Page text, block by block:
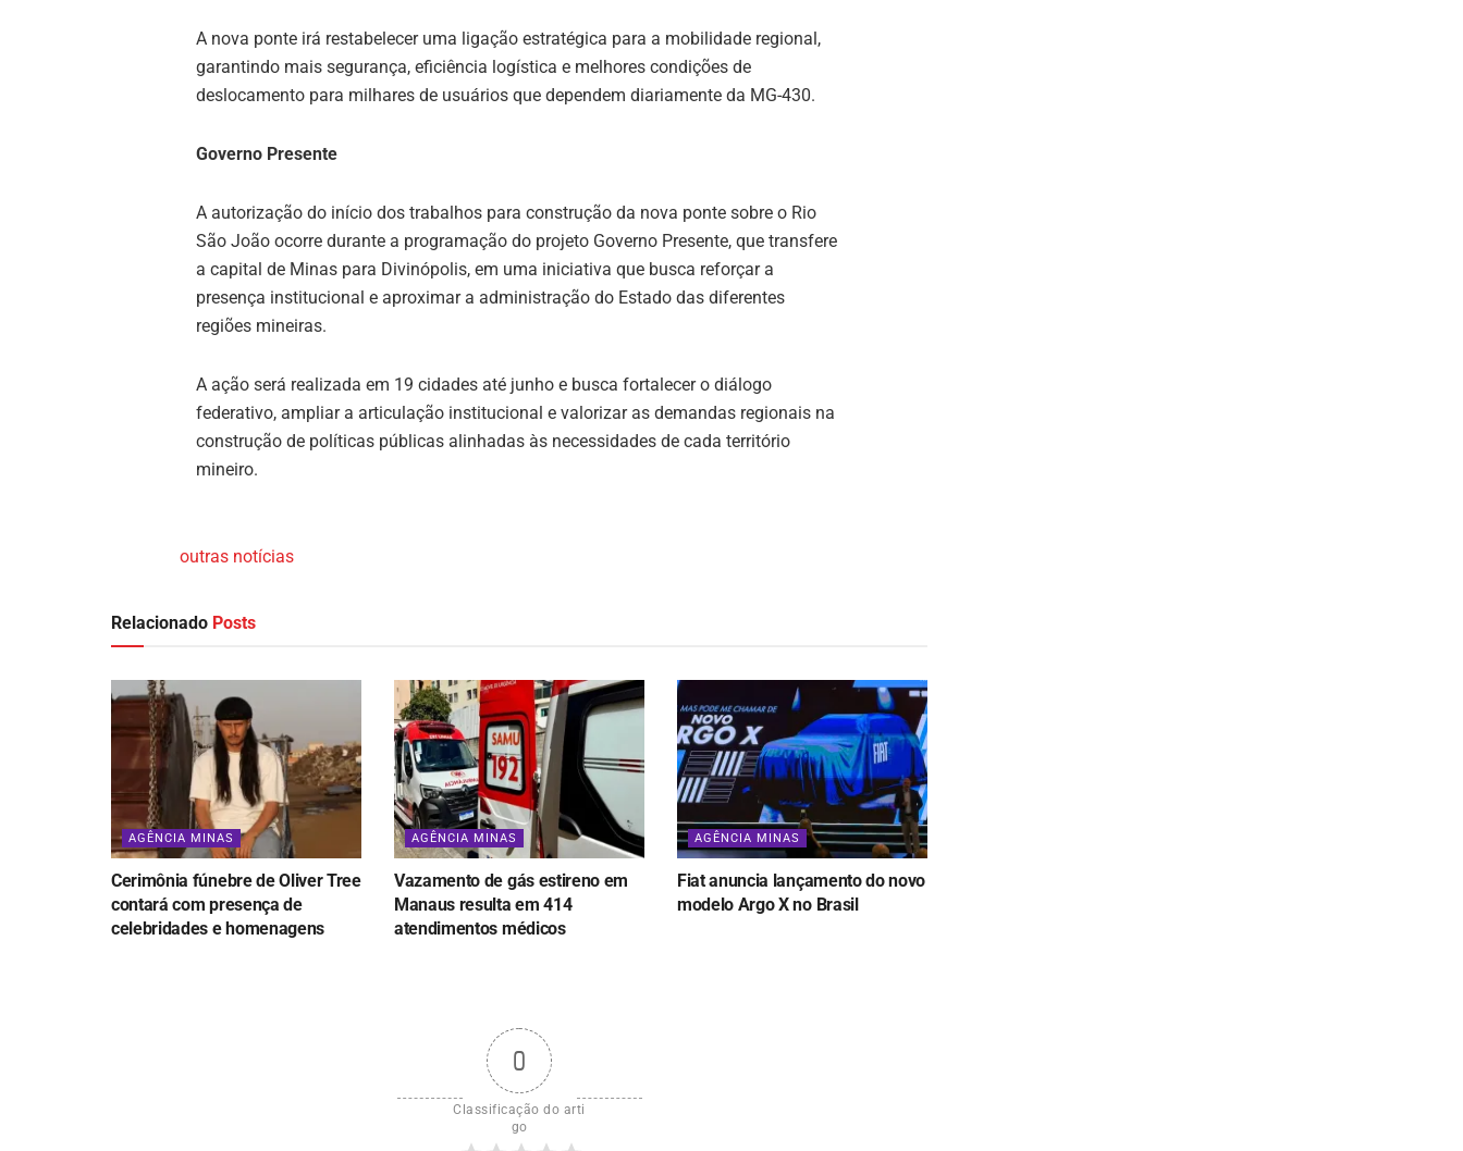
A nova ponte irá restabelecer uma ligação estratégica para a mobilidade regional,
garantindo mais segurança, eficiência logística e melhores condições de
deslocamento para milhares de usuários que dependem diariamente da MG-430.
Governo Presente
A autorização do início dos trabalhos para construção da nova ponte sobre o Rio
São João ocorre durante a programação do projeto Governo Presente, que transfere
a capital de Minas para Divinópolis, em uma iniciativa que busca reforçar a
presença institucional e aproximar a administração do Estado das diferentes
regiões mineiras.
A ação será realizada em 19 cidades até junho e busca fortalecer o diálogo
federativo, ampliar a articulação institucional e valorizar as demandas regionais na
construção de políticas públicas alinhadas às necessidades de cada território
mineiro.
outras notícias
Relacionado Posts
AGÊNCIA MINAS
Cerimônia fúnebre de Oliver Tree
contará com presença de
celebridades e homenagens
AGÊNCIA MINAS
Vazamento de gás estireno em
Manaus resulta em 414
atendimentos médicos
AGÊNCIA MINAS
Fiat anuncia lançamento do novo
modelo Argo X no Brasil
0
Classificação do arti
go